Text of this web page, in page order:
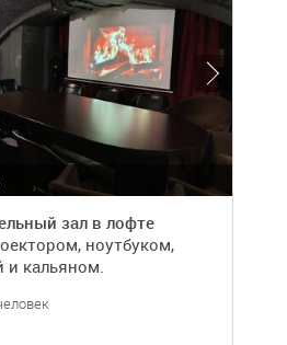
зал в лофте
ноутбуком,
и кальяном.